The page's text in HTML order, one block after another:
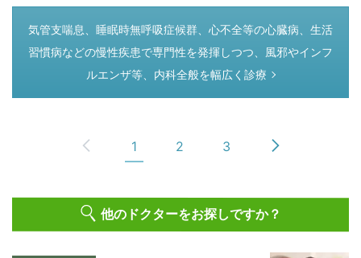
つぎのページ
気管支喘息、睡眠時無呼吸症候群、心不全等の心臓病、生活
習慣病などの慢性疾患で専門性を発揮しつつ、風邪やインフ
ルエンザ等、内科全般を幅広く診療
1 2 3
他のドクターをお探しですか？